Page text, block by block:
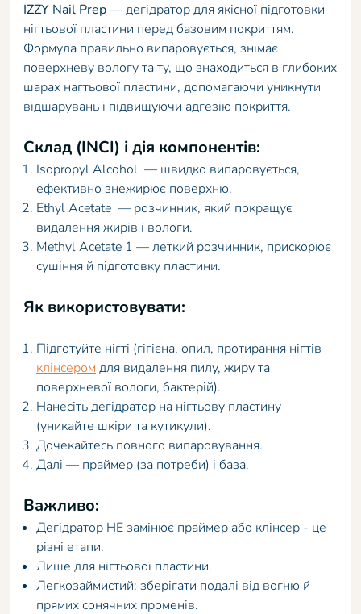
IZZY Nail Prep— дегідратор для якісної підготовки
нігтьової пластини перед базовим покриттям.
Формула правильно випаровується, знімає
поверхневу вологу та ту, що знаходиться в глибоких
шарах нагтьової пластини, допомагаючи уникнути
відшарувань і підвищуючи адгезію покриття.
Склад (INCI) і дія компонентів:
Isopropyl Alcohol — швидко випаровується,
ефективно знежирює поверхню.
Ethyl Acetate — розчинник, який покращує
видалення жирів і вологи.
Methyl Acetate 1 — леткий розчинник, прискорює
сушіння й підготовку пластини.
Як використовувати:
Підготуйте нігті (гігієна, опил, протирання нігтів
клінсером для видалення пилу, жиру та
поверхневої вологи, бактерій).
Нанесіть дегідратор на нігтьову пластину
(уникайте шкіри та кутикули).
Дочекайтесь повного випаровування.
Далі — праймер (за потреби) і база.
Важливо:
Дегідратор НЕ замінює праймер або клінсер - це
різні етапи.
Лише для нігтьової пластини.
Легкозаймистий: зберігати подалі від вогню й
прямих сонячних променів.